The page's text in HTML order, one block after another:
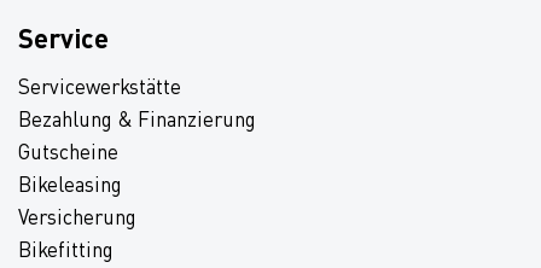
Service
Servicewerkstätte
Bezahlung & Finanzierung
Gutscheine
Bikeleasing
Versicherung
Bikefitting